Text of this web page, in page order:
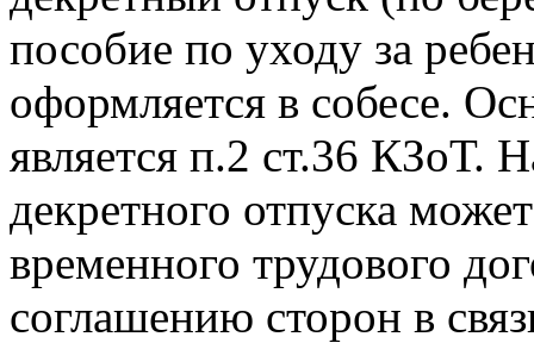
пособие по уходу за
оформляется в собесе.
является п.2 ст.36 КЗоТ.
декретного отпуска
временного трудового
соглашению сторон в